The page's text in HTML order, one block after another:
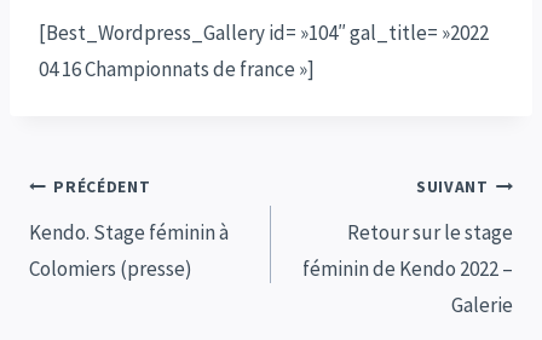
[Best_Wordpress_Gallery id= »104″ gal_title= »2022
04 16 Championnats de france »]
Navigation
de
l’article
PRÉCÉDENT
Kendo. Stage féminin à
Colomiers (presse)
SUIVANT
Retour sur le stage
féminin de Kendo 2022 –
Galerie